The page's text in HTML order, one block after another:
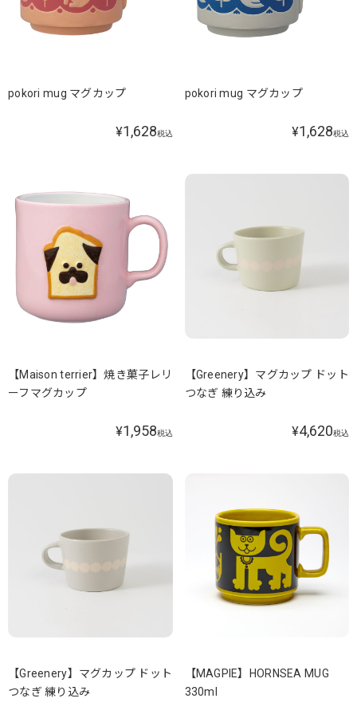
pokori mug マグカップ
¥1,628税込
pokori mug マグカップ
¥1,628税込
【Maison terrier】焼き菓子レリ
ーフマグカップ
¥1,958税込
【Greenery】マグカップ ドット
つなぎ 練り込み
¥4,620税込
【Greenery】マグカップ ドット
つなぎ 練り込み
【MAGPIE】HORNSEA MUG
330ml